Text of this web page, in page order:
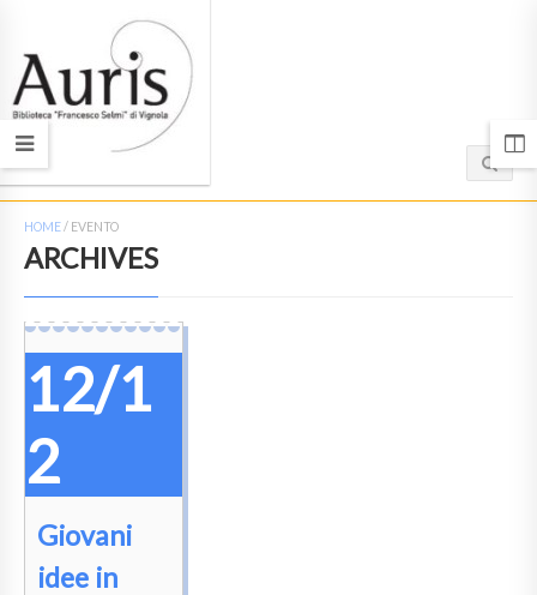
HOME/ EVENTO
ARCHIVES
12/1
2
Giovani
idee in